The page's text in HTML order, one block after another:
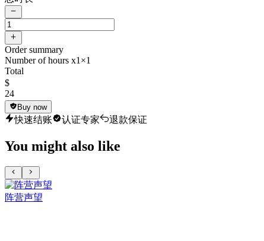
Order summary
Number of hours x1 ×1
Total
$
24
Buy now
快速结账 认证专家 退款保证
You might also like
阵营声望